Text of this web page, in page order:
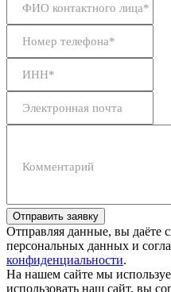
ФИО контактного лица*
Номер телефона*
ИНН*
Электронная почта
Комментарий
Отправить заявку
Отправляя данные, вы даёте
персональных данных и
конфиденциальности.
На нашем сайте мы
использовать наш сайт, вы